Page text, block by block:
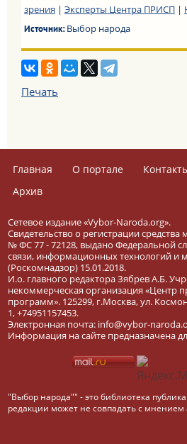
зрения | Эксперты Центра ПРИСП|
Источник:Выбор народа
Печать
Главная О портале
Архив
Сетевое издание «Vybor-Naroda.org».
Свидетельство о регистрации
№ ФС 77 - 72128, выдано Федеральной
связи, информационных технологий и
(Роскомнадзор) 15.01.2018.
И.о. главного редактора Зябрев А.Б.
некоммерческая организация «Центр
программ». 125299, г.Москва, ул.
1, +74951157453.
Электронная почта: info@vybor-
Информация на сайте предназначена
"Выбор народа"" - это библиотека
редакции может не совпадать с мнением